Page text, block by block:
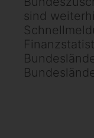
sind